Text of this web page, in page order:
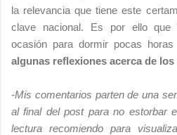
la relevancia que tiene este
clave nacional. Es por ello que
ocasión para dormir pocas
algunas reflexiones acerca de
-Mis comentarios parten de una
al final del post para no estorbar
lectura recomiendo para